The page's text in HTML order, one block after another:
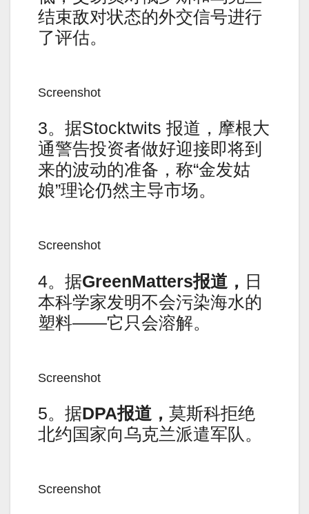
结束敌对状态的外交信号进行
了评估。
Screenshot
3。据Stocktwits 报道，摩根大
通警告投资者做好迎接即将到
来的波动的准备，称“金发姑
娘”理论仍然主导市场。
Screenshot
4。据GreenMatters报道， 日
本科学家发明不会污染海水的
塑料——它只会溶解。
Screenshot
5。据DPA报道， 莫斯科拒绝
北约国家向乌克兰派遣军队。
Screenshot